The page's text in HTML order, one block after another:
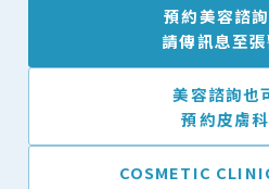
預約美容諮
請傳訊息至
美容諮詢也
預約皮膚
COSMETIC